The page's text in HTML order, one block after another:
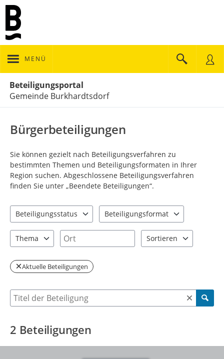
MENÜ
Beteiligungsportal
Gemeinde Burkhardtsdorf
Bürgerbeteiligungen
Sie können gezielt nach Beteiligungsverfahren zu
bestimmten Themen und Beteiligungsformaten in Ihrer
Region suchen. Abgeschlossene Beteiligungsverfahren
finden Sie unter „Beendete Beteiligungen“.
Beteiligungsstatus
Beteiligungsformat
Thema
Ort
Sortieren
Aktuelle Beteiligungen
Suche nach Beteiligung
2 Beteiligungen